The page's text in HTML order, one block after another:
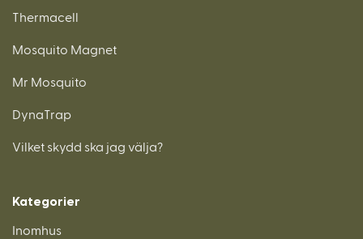
Thermacell
Mosquito Magnet
Mr Mosquito
DynaTrap
Vilket skydd ska jag välja?
Kategorier
Inomhus